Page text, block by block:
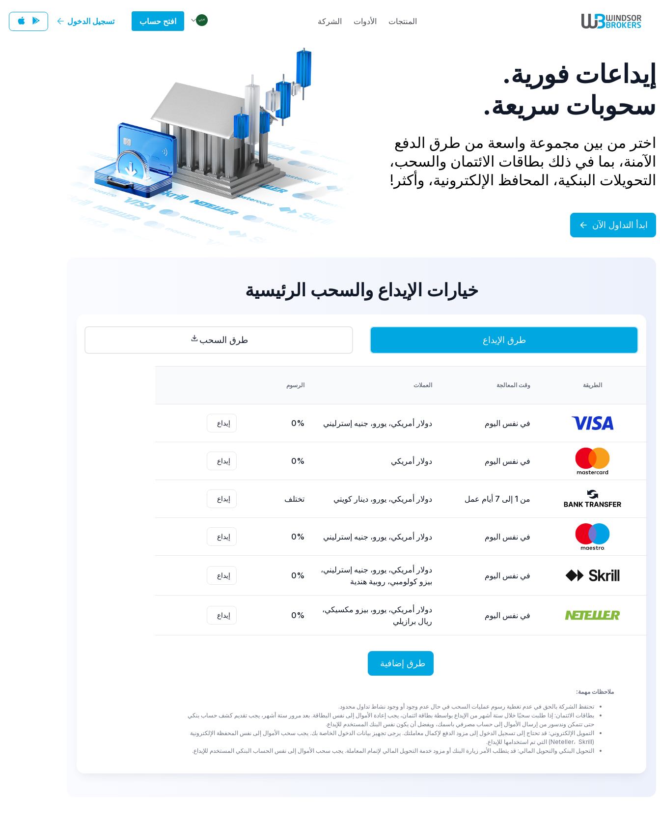
المنتجات الأدوات الشركة افتح حساب تسجيل الدخول
إيداعات فورية.
سحوبات سريعة.
اختر من بين مجموعة واسعة من طرق الدفع
الآمنة، بما في ذلك بطاقات الائتمان والسحب،
التحويلات البنكية، المحافظ الإلكترونية، وأكثر!
ابدأ التداول الآن
خيارات الإيداع والسحب الرئيسية
طرق الإيداع طرق السحب
الطريقة وقت المعالجة العملات الرسوم
في نفس اليوم دولار أمريكي، يورو، جنيه إسترليني 0% إيداع
في نفس اليوم دولار أمريكي 0% إيداع
من 1 إلى 7 أيام عمل دولار أمريكي، يورو، دينار كويتي تختلف إيداع
في نفس اليوم دولار أمريكي، يورو، جنيه إسترليني 0% إيداع
في نفس اليوم
دولار أمريكي، يورو، جنيه إسترليني،
بيزو كولومبي، روبية هندية
0% إيداع
في نفس اليوم
دولار أمريكي، يورو، بيزو مكسيكي،
ريال برازيلي
0% إيداع
طرق إضافية
ملاحظات مهمة:
تحتفظ الشركة بالحق في عدم تغطية رسوم عمليات السحب في حال عدم وجود أو وجود نشاط تداول محدود.
بطاقات الائتمان: إذا طلبت سحبًا خلال ستة أشهر من الإيداع بواسطة بطاقة ائتمان، يجب إعادة الأموال إلى نفس البطاقة. بعد مرور ستة أشهر، يجب تقديم كشف حساب بنكي
حتى تتمكن وندسور من إرسال الأموال إلى حساب مصرفي باسمك، ويفضل أن يكون نفس البنك المستخدم للإيداع.
التمويل الإلكتروني: قد تحتاج إلى تسجيل الدخول إلى مزود الدفع لإكمال معاملتك. يرجى تجهيز بيانات الدخول الخاصة بك. يجب سحب الأموال إلى نفس المحفظة الإلكترونية
(Neteller، Skrill) التي تم استخدامها للإيداع.
التحويل البنكي والتحويل المالي: قد يتطلب الأمر زيارة البنك أو مزود خدمة التحويل المالي لإتمام المعاملة. يجب سحب الأموال إلى نفس الحساب البنكي المستخدم للإيداع.